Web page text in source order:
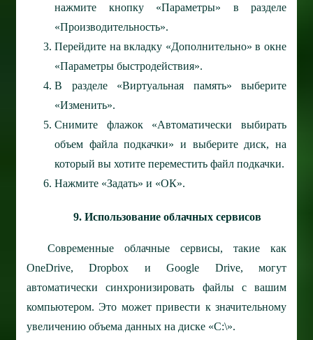
нажмите кнопку «Параметры» в разделе
«Производительность».
Перейдите на вкладку «Дополнительно» в окне
«Параметры быстродействия».
В разделе «Виртуальная память» выберите
«Изменить».
Снимите флажок «Автоматически выбирать
объем файла подкачки» и выберите диск, на
который вы хотите переместить файл подкачки.
Нажмите «Задать» и «ОК».
9. Использование облачных сервисов
Современные облачные сервисы, такие как
OneDrive, Dropbox и Google Drive, могут
автоматически синхронизировать файлы с вашим
компьютером. Это может привести к значительному
увеличению объема данных на диске «C:\».